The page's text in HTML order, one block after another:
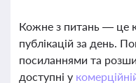
Кожне з питань — це
публікацій за день.
посиланнями та
доступні у